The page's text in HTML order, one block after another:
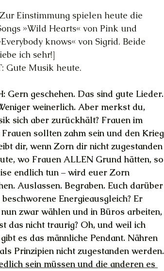
Frau & Familie
Einstimmung spielen heute die
»Wild Hearts« von Pink und
knows« von Sigrid. Beide
ich sehr!]
Gute Musik heute.
Gern geschehen. Das sind gute Lieder.
weinerlich. Aber merkst du,
sich aber zurückhält? Frauen im
sollten zahm sein und den Krieg
dir, wenn Zorn dir nicht zugestanden
wo Frauen ALLEN Grund hätten, so
endlich tun – wird euer Zorn
Auslassen. Begraben. Euch darüber
Energieausgleich? Er
zwar wählen und in Büros arbeiten,
das nicht traurig? Oh, und weil ich
es das männliche Pendant. Nähren
Prinzipien nicht zugestanden werden.
sein müssen und die anderen es